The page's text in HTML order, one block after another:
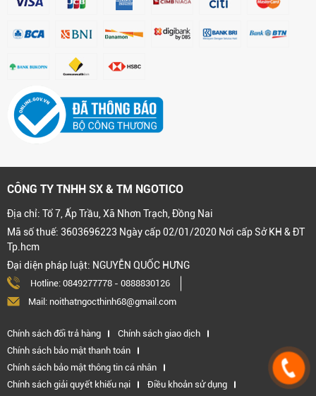
CÔNG TY TNHH SX & TM NGOTICO
Địa chỉ: Tổ 7, Ấp Trầu, Xã Nhơn Trạch, Đồng Nai
Mã số thuế: 3603696223 Ngày cấp 02/01/2020 Nơi cấp Sở KH & ĐT
Tp.hcm
Đại diện pháp luật: NGUYỄN QUỐC HƯNG
Hotline: 0849277778 - 0888830126
Mail: noithatngocthinh68@gmail.com
Chính sách đổi trả hàng
Chính sách giao dịch
Chính sách bảo mật thanh toán
Chính sách bảo mật thông tin cá nhân
Chính sách giải quyết khiếu nại
Điều khoản sử dụng